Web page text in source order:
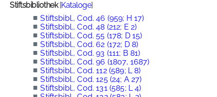
Stiftsbibliothek[Kataloge]
■ Stiftsbibl., Cod. 46 (959; H 17)
■ Stiftsbibl., Cod. 48 (212; E 2)
■ Stiftsbibl., Cod. 55 (178; D 15)
■ Stiftsbibl., Cod. 62 (172; D 8)
■ Stiftsbibl., Cod. 93 (111; B 81)
■ Stiftsbibl., Cod. 96 (1807, 1687)
■ Stiftsbibl., Cod. 112 (589; L 8)
■ Stiftsbibl., Cod. 125 (24; A 27)
■ Stiftsbibl., Cod. 131 (585; L 4)